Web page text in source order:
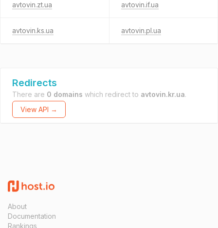
avtovin.zt.ua avtovin.if.ua
avtovin.ks.ua avtovin.pl.ua
Redirects
There are 0 domains which redirect to avtovin.kr.ua.
View API →
About
Documentation
Rankings